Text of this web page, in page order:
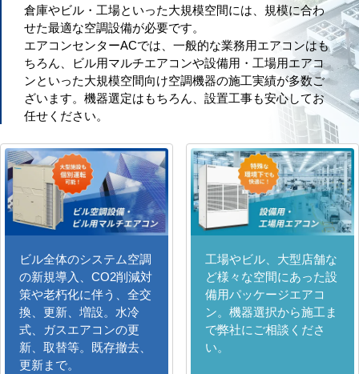
倉庫やビル・工場といった大規模空間には、規模に合わ
せた最適な空調設備が必要です。
エアコンセンターACでは、一般的な業務用エアコンはも
ちろん、ビル用マルチエアコンや設備用・工場用エアコ
ンといった大規模空間向け空調機器の施工実績が多数ご
ざいます。機器選定はもちろん、設置工事も安心してお
任せください。
ビル全体のシステム空調
の新規導入、CO2削減対
策や老朽化に伴う、全交
換、更新、増設。水冷
式、ガスエアコンの更
新、取替等。既存撤去、
更新まで。
工場やビル、大型店舗な
ど様々な空間にあった設
備用パッケージエアコ
ン。機器選択から施工ま
で弊社にご相談くださ
い。